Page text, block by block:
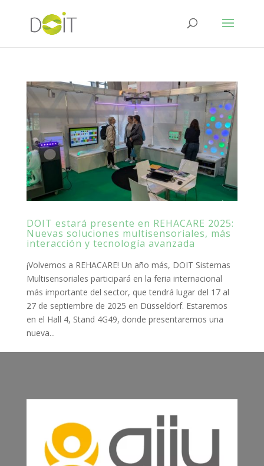
DOIT estará presente en REHACARE 2025:
Nuevas soluciones multisensoriales, más
interacción y tecnología avanzada
¡Volvemos a REHACARE! Un año más, DOIT Sistemas
Multisensoriales participará en la feria internacional
más importante del sector, que tendrá lugar del 17 al
27 de septiembre de 2025 en Düsseldorf. Estaremos
en el Hall 4, Stand 4G49, donde presentaremos una
nueva...